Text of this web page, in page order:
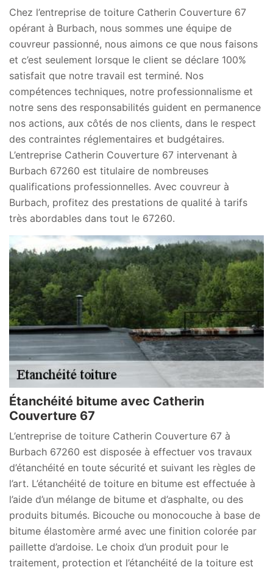
Chez l’entreprise de toiture Catherin Couverture 67
opérant à Burbach, nous sommes une équipe de
couvreur passionné, nous aimons ce que nous faisons
et c’est seulement lorsque le client se déclare 100%
satisfait que notre travail est terminé. Nos
compétences techniques, notre professionnalisme et
notre sens des responsabilités guident en permanence
nos actions, aux côtés de nos clients, dans le respect
des contraintes réglementaires et budgétaires.
L’entreprise Catherin Couverture 67 intervenant à
Burbach 67260 est titulaire de nombreuses
qualifications professionnelles. Avec couvreur à
Burbach, profitez des prestations de qualité à tarifs
très abordables dans tout le 67260.
Étanchéité bitume avec Catherin
Couverture 67
L’entreprise de toiture Catherin Couverture 67 à
Burbach 67260 est disposée à effectuer vos travaux
d’étanchéité en toute sécurité et suivant les règles de
l’art. L’étanchéité de toiture en bitume est effectuée à
l’aide d’un mélange de bitume et d’asphalte, ou des
produits bitumés. Bicouche ou monocouche à base de
bitume élastomère armé avec une finition colorée par
paillette d’ardoise. Le choix d’un produit pour le
traitement, protection et l’étanchéité de la toiture est